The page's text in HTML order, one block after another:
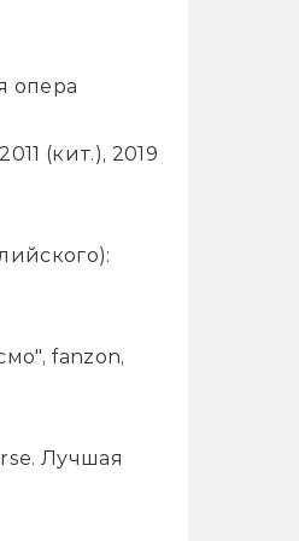
опера
(кит.), 2019
fanzon,
Лучшая